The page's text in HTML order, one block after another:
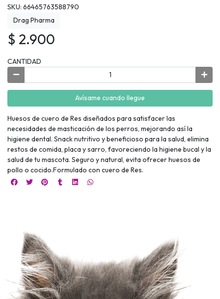
SKU: 66465763588790
Drag Pharma
$ 2.900
CANTIDAD
Avísame cuando llegue
Huesos de cuero de Res diseñados para satisfacer las
necesidades de masticación de los perros, mejorando así la
higiene dental. Snack nutritivo y beneficioso para la salud, elimina
restos de comida, placa y sarro, favoreciendo la higiene bucal y la
salud de tu mascota. Seguro y natural, evita ofrecer huesos de
pollo o cocido.Formulado con cuero de Res.